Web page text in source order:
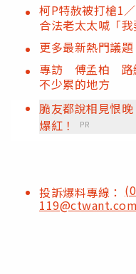
柯P特赦被打槍1
合法老太太喊「我
更多最新熱門議
專訪 傅孟柏 路
不少累的地方
脆友都說相見恨
爆紅！
PR
投訴爆料專線：
119@ctwant.com